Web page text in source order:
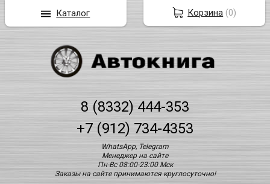
8 (8332) 444-353
+7 (912) 734-4353
WhatsApp, Telegram
Менеджер на сайте
Пн-Вс 08:00-23:00 Мск
Заказы на сайте принимаются круглосуточно!
Корзина (0)
Каталог